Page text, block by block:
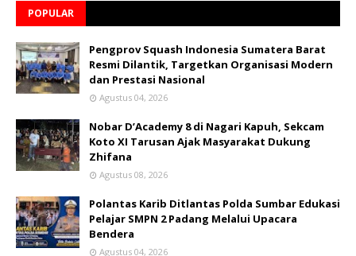
POPULAR
Pengprov Squash Indonesia Sumatera Barat
Resmi Dilantik, Targetkan Organisasi Modern
dan Prestasi Nasional
Agustus 04, 2026
Nobar D’Academy 8 di Nagari Kapuh, Sekcam
Koto XI Tarusan Ajak Masyarakat Dukung
Zhifana
Agustus 08, 2026
Polantas Karib Ditlantas Polda Sumbar Edukasi
Pelajar SMPN 2 Padang Melalui Upacara
Bendera
Agustus 04, 2026